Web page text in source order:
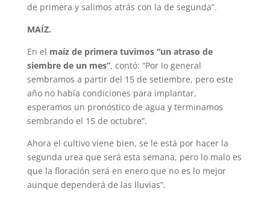
de primera y salimos atrás con la de segunda”.
MAÍZ.
En el maíz de primera tuvimos “un atraso de
siembre de un mes”, contó: “Por lo general
sembramos a partir del 15 de setiembre, pero este
año no había condiciones para implantar,
esperamos un pronóstico de agua y terminamos
sembrando el 15 de octubre”.
Ahora el cultivo viene bien, se le está por hacer la
segunda urea que será esta semana, pero lo malo es
que la floración será en enero que no es lo mejor
aunque dependerá de las lluvias”.